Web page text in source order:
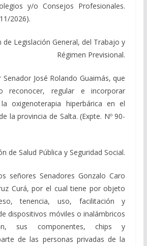
y/o Consejos Profesionales.
2026).
de Legislación General, del Trabajo y
Régimen Previsional.
José Rolando Guaimás, que
reconocer, regular e incorporar
oxigenoterapia hiperbárica en el
la provincia de Salta. (Expte. Nº 90-
de Salud Pública y Seguridad Social.
Senadores Gonzalo Caro
Curá, por el cual tiene por objeto
tenencia, uso, facilitación y
dispositivos móviles o inalámbricos
sus componentes, chips y
de las personas privadas de la